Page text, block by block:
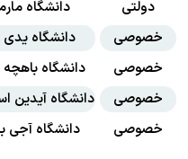
دولتی
دانشگاه
خصوصی
دانشگاه یدی
خصوصی
دانشگاه
خصوصی
دانشگاه آیدین
خصوصی
دانشگاه آجی